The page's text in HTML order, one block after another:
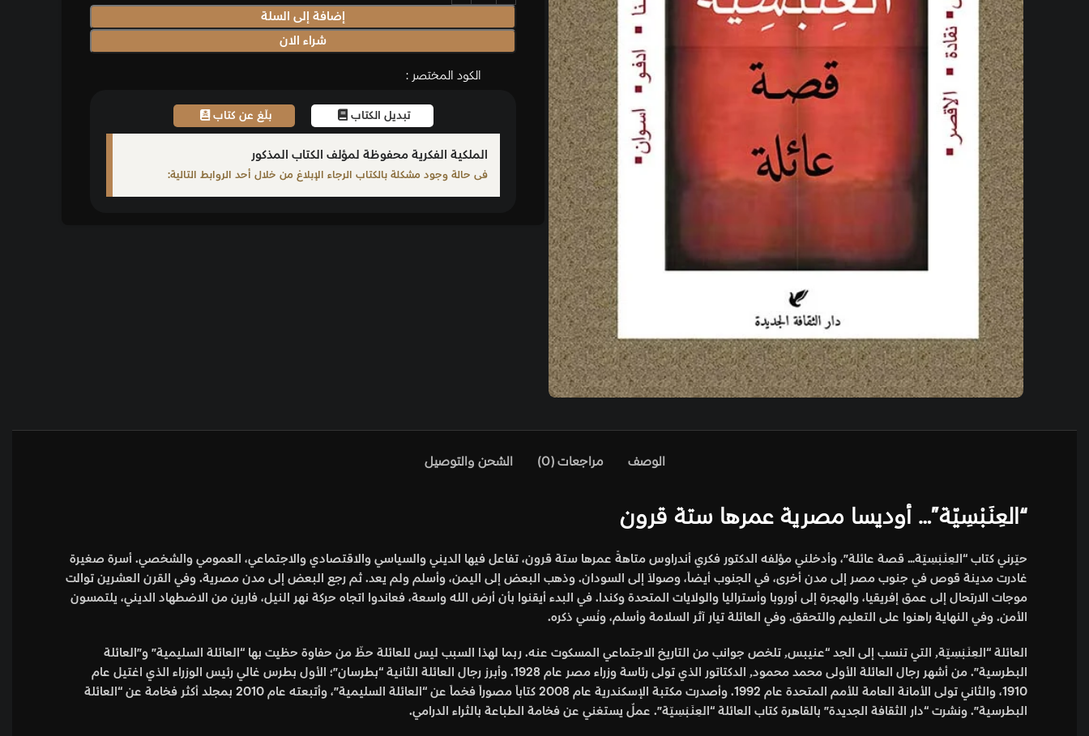
إضافة إلى السلة
شراء الان
الكود المختصر :
تبديل الكتاب بلّغ عن كتاب
الملكية الفكرية محفوظة لمؤلف الكتاب المذكور
فى حالة وجود مشكلة بالكتاب الرجاء الإبلاغ من خلال أحد الروابط التالية:
الوصف مراجعات (0) الشحن والتوصيل
“العِنَـبْسِيّة”… أوديسا مصرية عمرها ستة قرون
حيّرني كتاب “العِنَـبْسِيّة… قصة عائلة”، وأدخلني مؤلفه الدكتور فكري أندراوس متاهةً عمرها ستة قرون، تفاعل فيها الديني والسياسي والاقتصادي والاجتماعي، العمومي والشخصي. أسرة صغيرة
غادرت مدينة قوص في جنوب مصر إلى مدن أخرى، في الجنوب أيضاً، وصولاً إلى السودان. وذهب البعض إلى اليمن، وأسلم ولم يعد. ثم رجع البعض إلى مدن مصرية. وفي القرن العشرين توالت
موجات الارتحال إلى عمق إفريقيا، والهجرة إلى أوروبا وأستراليا والولايات المتحدة وكندا. في البدء أيقنوا بأن أرض الله واسعة، فعاندوا اتجاه حركة نهر النيل، فارين من الاضطهاد الديني، يلتمسون
الأمن. وفي النهاية راهنوا على التعليم والتحقق. وفي العائلة تيار آثر السلامة وأسلم، ونُسي ذكره.
العائلة “العِنَـبْسِيّة٫ التي تنسب إلى الجد “عنيبس٫ تلخص جوانب من التاريخ الاجتماعي المسكوت عنه. ربما لهذا السبب ليس للعائلة حظّ من حفاوة حظيت بها “العائلة السليمية” و”العائلة
البطرسية”. من أشهر رجال العائلة الأولى محمد محمود٫ الدكتاتور الذي تولى رئاسة وزراء مصر عام 1928. وأبرز رجال العائلة الثانية “بطرسان”؛ الأول بطرس غالي رئيس الوزراء الذي اغتيل عام
1910، والثاني تولى الأمانة العامة للأمم المتحدة عام 1992. وأصدرت مكتبة الإسكندرية عام 2008 كتاباً مصوراً فخماً عن “العائلة السليمية”، وأتبعته عام 2010 بمجلد أكثر فخامة عن “العائلة
البطرسية”. ونشرت “دار الثقافة الجديدة” بالقاهرة كتاب العائلة “العِنَـبْسِيّة”. عملٌ يستغني عن فخامة الطباعة بالثراء الدرامي.